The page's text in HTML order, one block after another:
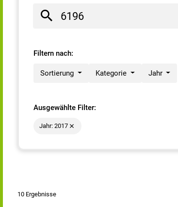
Filtern nach:
Sortierung Kategorie Jahr
Ausgewählte Filter:
Jahr: 2017
10 Ergebnisse